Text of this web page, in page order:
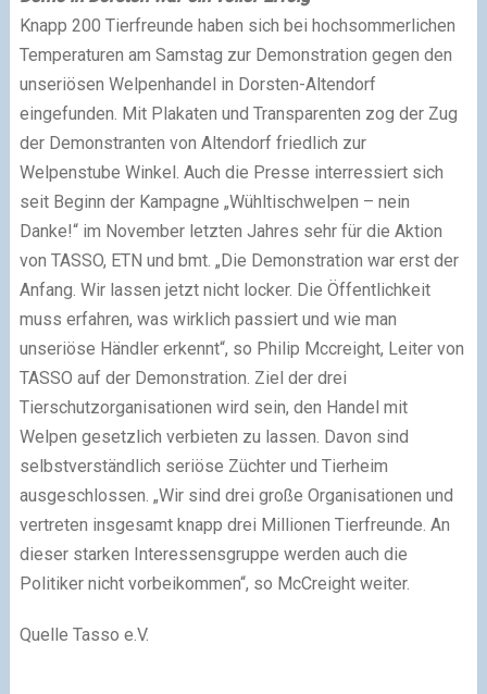
Knapp 200 Tierfreunde haben sich bei hochsommerlichen
Temperaturen am Samstag zur Demonstration gegen den
unseriösen Welpenhandel in Dorsten-Altendorf
eingefunden. Mit Plakaten und Transparenten zog der Zug
der Demonstranten von Altendorf friedlich zur
Welpenstube Winkel. Auch die Presse interressiert sich
seit Beginn der Kampagne „Wühltischwelpen – nein
Danke!“ im November letzten Jahres sehr für die Aktion
von TASSO, ETN und bmt. „Die Demonstration war erst der
Anfang. Wir lassen jetzt nicht locker. Die Öffentlichkeit
muss erfahren, was wirklich passiert und wie man
unseriöse Händler erkennt“, so Philip Mccreight, Leiter von
TASSO auf der Demonstration. Ziel der drei
Tierschutzorganisationen wird sein, den Handel mit
Welpen gesetzlich verbieten zu lassen. Davon sind
selbstverständlich seriöse Züchter und Tierheim
ausgeschlossen. „Wir sind drei große Organisationen und
vertreten insgesamt knapp drei Millionen Tierfreunde. An
dieser starken Interessensgruppe werden auch die
Politiker nicht vorbeikommen“, so McCreight weiter.
Quelle Tasso e.V.